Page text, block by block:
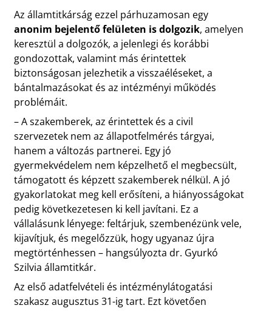
Az államtitkárság ezzel párhuzamosan egy
anonim bejelentő felületen is dolgozik, amelyen
keresztül a dolgozók, a jelenlegi és korábbi
gondozottak, valamint más érintettek
biztonságosan jelezhetik a visszaéléseket, a
bántalmazásokat és az intézményi működés
problémáit.
– A szakemberek, az érintettek és a civil
szervezetek nem az állapotfelmérés tárgyai,
hanem a változás partnerei. Egy jó
gyermekvédelem nem képzelhető el megbecsült,
támogatott és képzett szakemberek nélkül. A jó
gyakorlatokat meg kell erősíteni, a hiányosságokat
pedig következetesen ki kell javítani. Ez a
vállalásunk lényege: feltárjuk, szembenézünk vele,
kijavítjuk, és megelőzzük, hogy ugyanaz újra
megtörténhessen – hangsúlyozta dr. Gyurkó
Szilvia államtitkár.
Az első adatfelvételi és intézménylátogatási
szakasz augusztus 31-ig tart. Ezt követően